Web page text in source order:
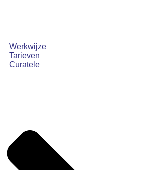
Werkwijze
Tarieven
Curatele